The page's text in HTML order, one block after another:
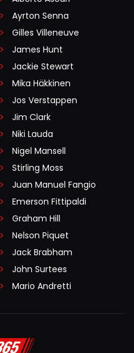
Ayrton Senna
Gilles Villeneuve
James Hunt
Jackie Stewart
Mika Häkkinen
Jos Verstappen
Jim Clark
Niki Lauda
Nigel Mansell
Stirling Moss
Juan Manuel Fangio
Emerson Fittipaldi
Graham Hill
Nelson Piquet
Jack Brabham
John Surtees
Mario Andretti